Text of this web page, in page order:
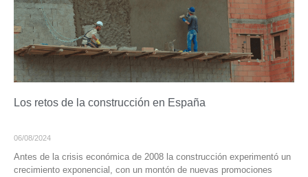
Los retos de la construcción en España
06/08/2024
Antes de la crisis económica de 2008 la construcción experimentó un
crecimiento exponencial, con un montón de nuevas promociones